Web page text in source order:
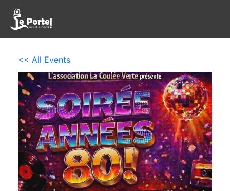
<< All Events